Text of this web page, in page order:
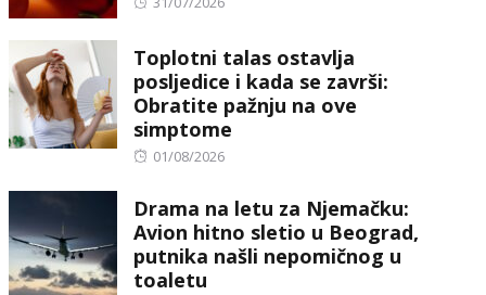
Toplotni talas ostavlja
posljedice i kada se završi:
Obratite pažnju na ove
simptome
Posted
01/08/2026
Drama na letu za Njemačku:
Avion hitno sletio u Beograd,
putnika našli nepomičnog u
toaletu